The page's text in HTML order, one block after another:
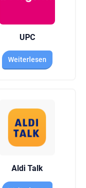
UPC
Weiterlesen
Aldi Talk